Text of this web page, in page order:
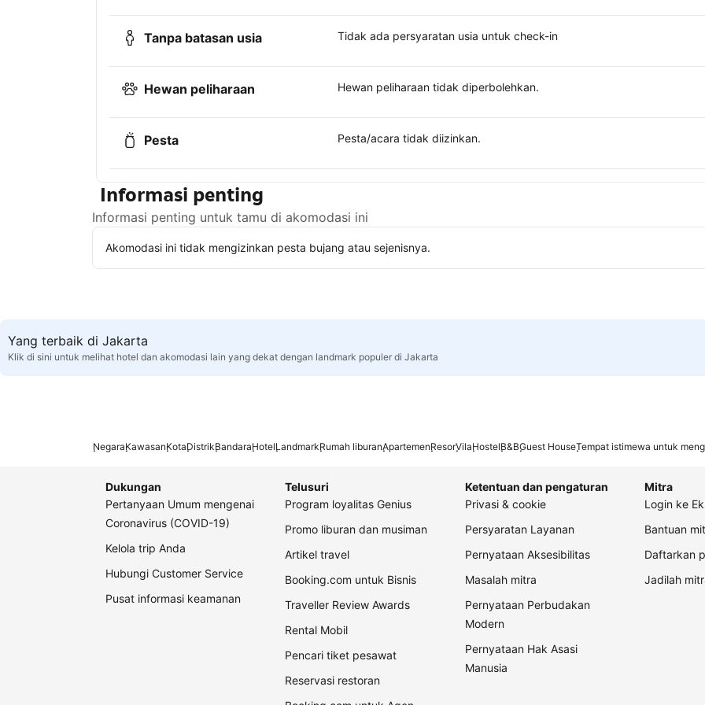
Tanpa batasan usia Tidak ada persyaratan usia untuk check-in
Hewan peliharaan Hewan peliharaan tidak diperbolehkan.
Pesta Pesta/acara tidak diizinkan.
Informasi penting
Informasi penting untuk tamu di akomodasi ini
Akomodasi ini tidak mengizinkan pesta bujang atau sejenisnya.
Yang terbaik di Jakarta
Klik di sini untuk melihat hotel dan akomodasi lain yang dekat dengan landmark populer di Jakarta
NegaraKawasanKotaDistrikBandaraHotelLandmarkRumah liburanApartemenResorVilaHostelB&BGuest HouseTempat istimewa untuk
Dukungan
Pertanyaan Umum mengenai
Coronavirus (COVID-19)
Kelola trip Anda
Hubungi Customer Service
Pusat informasi keamanan
Telusuri
Program loyalitas Genius
Promo liburan dan musiman
Artikel travel
Booking.com untuk Bisnis
Traveller Review Awards
Rental Mobil
Pencari tiket pesawat
Reservasi restoran
Ketentuan dan pengaturan
Privasi & cookie
Persyaratan Layanan
Pernyataan Aksesibilitas
Masalah mitra
Pernyataan Perbudakan
Modern
Pernyataan Hak Asasi
Manusia
Mitra
Login ke
Bantuan
Daftarkan
Jadilah